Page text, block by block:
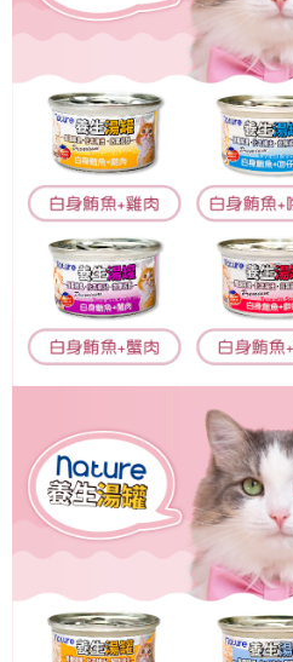
※ 請注意：結帳手續完成當下不需立刻
購買商品的店家。未經商家同意取消之
※ 交易是否成功請以「AFTEE先享後付
是否繳費成功／繳費後需取消欲退款等
客戶支援中心」https://
【注意事項】
１．透過由恩沛科技股份有限公司提供
易，需依本服務之必要範圍內提供個人
權轉讓予恩沛科技股份有限公司。
２．關於個人資料處理事宜，請瀏覽以
https://aftee.tw/terms/#terms3
３．未成年的使用者請事先徵得法定代
「AFTEE先享後付」，若未經同意申辦
任。
４．使用「AFTEE先享後付」時，將依
５．嚴禁一人註冊多個帳號或使用他人
恩沛科技股份有限公司將有權停止該用
每筆NT$250